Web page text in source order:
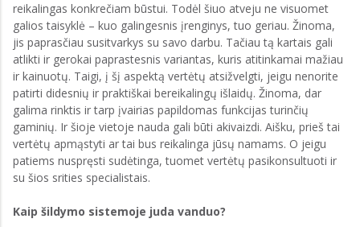
reikalingas konkrečiam būstui. Todėl šiuo atveju ne visuomet
galios taisyklė – kuo galingesnis įrenginys, tuo geriau. Žinoma,
jis paprasčiau susitvarkys su savo darbu. Tačiau tą kartais gali
atlikti ir gerokai paprastesnis variantas, kuris atitinkamai mažiau
ir kainuotų. Taigi, į šį aspektą vertėtų atsižvelgti, jeigu nenorite
patirti didesnių ir praktiškai bereikalingų išlaidų. Žinoma, dar
galima rinktis ir tarp įvairias papildomas funkcijas turinčių
gaminių. Ir šioje vietoje nauda gali būti akivaizdi. Aišku, prieš tai
vertėtų apmąstyti ar tai bus reikalinga jūsų namams. O jeigu
patiems nuspręsti sudėtinga, tuomet vertėtų pasikonsultuoti ir
su šios srities specialistais.
Kaip šildymo sistemoje juda vanduo?